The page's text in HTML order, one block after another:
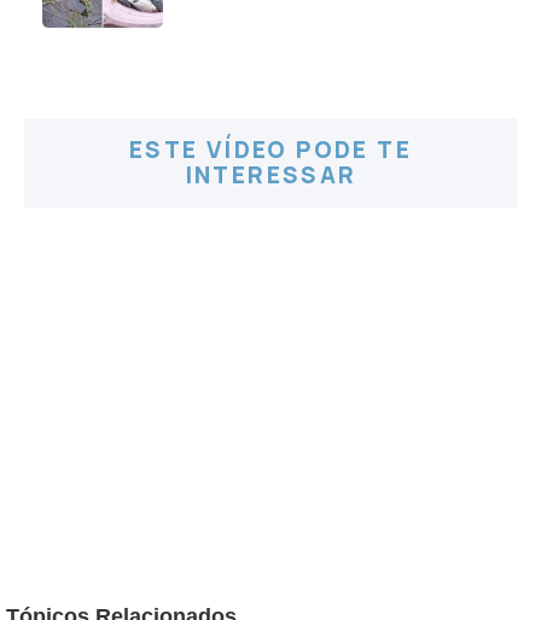
ESTE VÍDEO PODE TE
INTERESSAR